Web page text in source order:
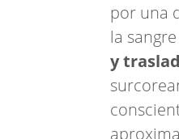
por una
la
y